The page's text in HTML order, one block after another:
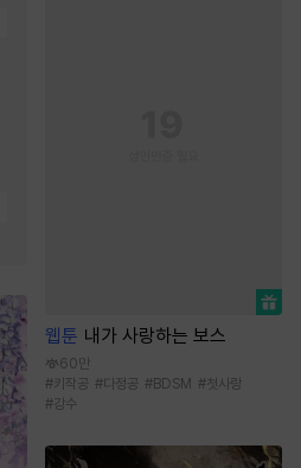
웹툰 내가 사랑하는 보스
60만
#키작공 #다정공 #BDSM #첫사랑
#강수